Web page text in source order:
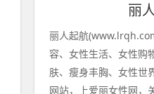
丽
丽人起航
容、女性生活、女性购
肤、瘦身丰胸、女性世
网站，上爱丽女性网，